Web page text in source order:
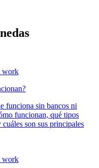
funciona sin bancos ni
funcionan, qué tipos
son sus principales